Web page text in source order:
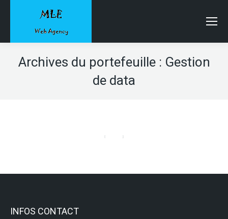
Archives du portefeuille : Gestion
de data
INFOS CONTACT